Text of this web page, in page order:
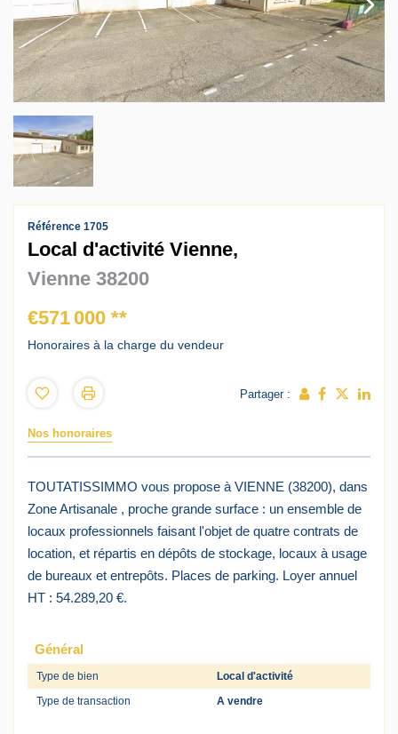
Estimation
Contact
Accès clients
Référence 1705
Local d'activité Vienne,
Vienne 38200
€571 000 **
Honoraires à la charge du vendeur
Partager :
Nos honoraires
TOUTATISSIMMO vous propose à VIENNE (38200), dans
Zone Artisanale , proche grande surface : un ensemble de
locaux professionnels faisant l'objet de quatre contrats de
location, et répartis en dépôts de stockage, locaux à usage
de bureaux et entrepôts. Places de parking. Loyer annuel
HT : 54.289,20 €.
Général
Type de bien
Local d'activité
Type de transaction
A vendre